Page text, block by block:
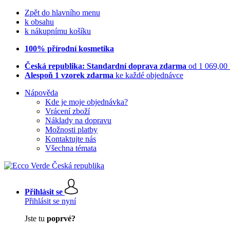
Zpět do hlavního menu
k obsahu
k nákupnímu košíku
100% přírodní kosmetika
Česká republika: Standardní doprava zdarma od 1 069,00
Alespoň 1 vzorek zdarma ke každé objednávce
Nápověda
Kde je moje objednávka?
Vrácení zboží
Náklady na dopravu
Možnosti platby
Kontaktujte nás
Všechna témata
Přihlásit se
Přihlásit se nyní
Jste tu poprvé?